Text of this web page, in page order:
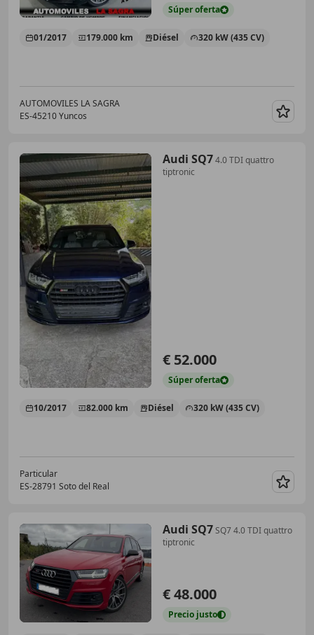
Súperoferta
01/2017 179.000 km Diésel 320 kW (435 CV)
AUTOMOVILES LA SAGRA
ES-45210 Yuncos
Audi SQ74.0 TDI quattro
tiptronic
€ 52.000
Súperoferta
10/2017 82.000 km Diésel 320 kW (435 CV)
Particular
ES-28791 Soto del Real
Audi SQ7SQ7 4.0 TDI quattro
tiptronic
€ 48.000
Precio justo